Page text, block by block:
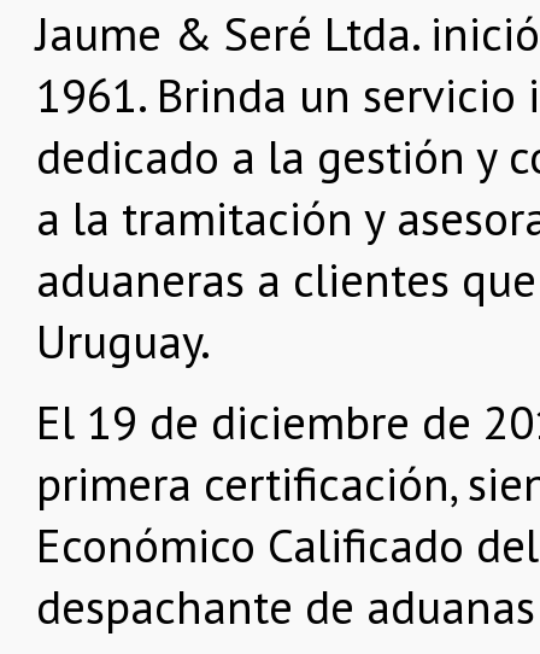
Jaume & Seré Ltda.
1961. Brinda un
dedicado a la gestión y
a la tramitación y
aduaneras a clientes
Uruguay.
El 19 de diciembre de
primera certificación,
Económico Calificado
despachante de